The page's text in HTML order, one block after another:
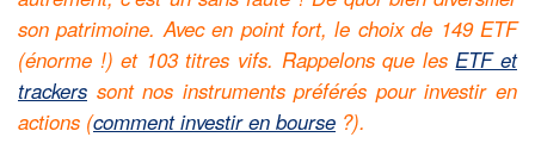
son patrimoine. Avec en point fort, le choix de 149 ETF
(énorme !) et 103 titres vifs. Rappelons que lesETF et
trackers sont nos instruments préférés pour investir en
actions (comment investir en bourse ?).